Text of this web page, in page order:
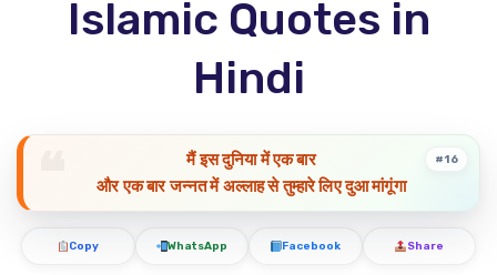
Islamic Quotes in
Hindi
मैं इस दुनिया में एक बार
और एक बार जन्नत में अल्लाह से तुम्हारे लिए दुआ मांगूंगा
#16
Copy WhatsApp Facebook Share